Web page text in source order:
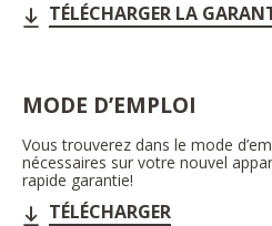
TÉLÉCHARGER LA
MODE D’EMPLOI
Vous trouverez dans le mode
nécessaires sur votre nouvel
rapide garantie!
TÉLÉCHARGER